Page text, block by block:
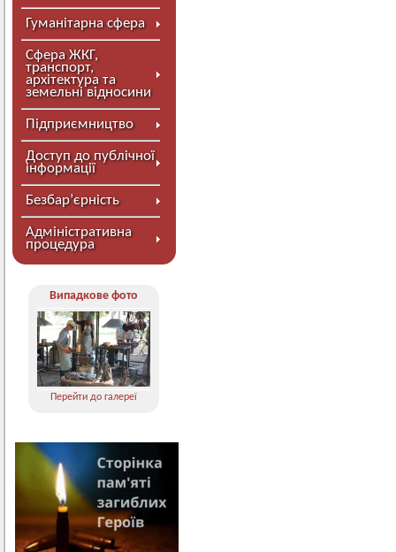
Гуманітарна сфера
Сфера ЖКГ,
транспорт,
архітектура та
земельні відносини
Підприємництво
Доступ до публічної
інформації
Безбар’єрність
Адміністративна
процедура
Випадкове фото
Перейти до галереї